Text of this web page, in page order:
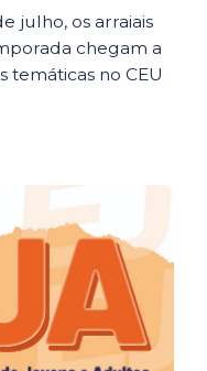
julho, os arraiais
chegam a
temáticas no CEU